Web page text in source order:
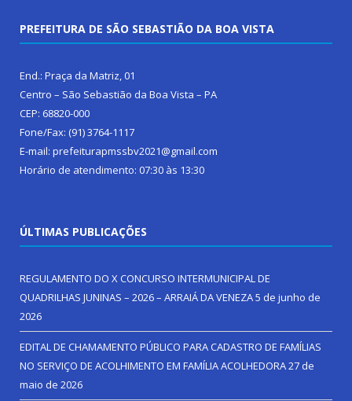
PREFEITURA DE SÃO SEBASTIÃO DA BOA VISTA
End.: Praça da Matriz, 01
Centro – São Sebastião da Boa Vista – PA
CEP: 68820-000
Fone/Fax: (91) 3764-1117
E-mail: prefeiturapmssbv2021@gmail.com
Horário de atendimento: 07:30 às 13:30
ÚLTIMAS PUBLICAÇÕES
REGULAMENTO DO X CONCURSO INTERMUNICIPAL DE
QUADRILHAS JUNINAS – 2026 – ARRAIÁ DA VENEZA5 de junho de
2026
EDITAL DE CHAMAMENTO PÚBLICO PARA CADASTRO DE FAMÍLIAS
NO SERVIÇO DE ACOLHIMENTO EM FAMÍLIA ACOLHEDORA27 de
maio de 2026